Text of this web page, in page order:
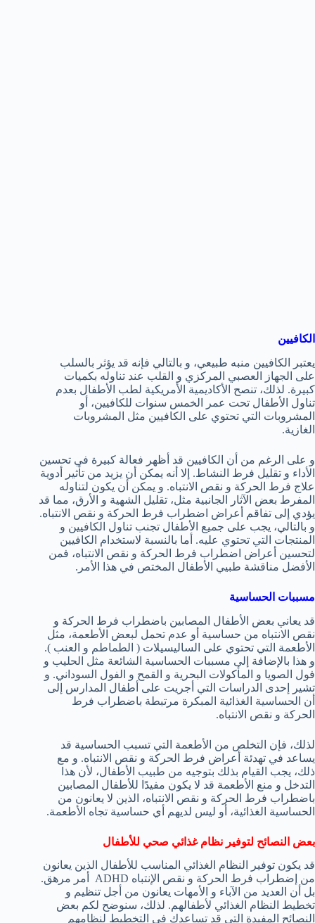
الكافيين
يعتبر الكافيين منبه طبيعي، و بالتالي فإنه قد يؤثر بالسلب
على الجهاز العصبي المركزي و القلب عند تناوله بكميات
كبيرة. لذلك، تنصح الأكاديمية الأمريكية لطب الأطفال بعدم
تناول الأطفال تحت عمر الخمس سنوات للكافيين، أو
المشروبات التي تحتوي على الكافيين مثل المشروبات
الغازية.
و على الرغم من أن الكافيين قد أظهر فعالة كبيرة في تحسين
الأداء و تقليل فرط النشاط. إلا أنه يمكن أن يزيد من تأثير أدوية
علاج فرط الحركة و نقص الانتباه. و يمكن أن يكون لتناوله
المفرط بعض الآثار الجانبية مثل، تقليل الشهية و الأرق، مما قد
يؤدي إلى تفاقم أعراض اضطراب فرط الحركة و نقص الانتباه.
و بالتالي، يجب على جميع الأطفال تجنب تناول الكافيين و
المنتجات التي تحتوي عليه. أما بالنسبة لاستخدام الكافيين
لتحسين أعراض اضطراب فرط الحركة و نقص الانتباه، فمن
الأفضل مناقشة طبيي الأطفال المختص في هذا الأمر.
مسببات الحساسية
قد يعاني بعض الأطفال المصابين باضطراب فرط الحركة و
نقص الانتباه من حساسية أو عدم تحمل لبعض الأطعمة، مثل
الأطعمة التي تحتوي على الساليسيلات ( الطماطم و العنب ).
و هذا بالإضافة إلى مسببات الحساسية الشائعة مثل الحليب و
فول الصويا و المأكولات البحرية و القمح و الفول السوداني. و
تشير إحدى الدراسات التي أجريت على أطفال المدارس إلى
أن الحساسية الغذائية المبكرة مرتبطة باضطراب فرط
الحركة و نقص الانتباه.
لذلك، فإن التخلص من الأطعمة التي تسبب الحساسية قد
يساعد في تهدئة أعراض فرط الحركة و نقص الانتباه. و مع
ذلك، يجب القيام بذلك بتوجيه من طبيب الأطفال، لأن هذا
التدخل و منع الأطعمة قد لا يكون مفيدًا للأطفال المصابين
باضطراب فرط الحركة و نقص الانتباه، الذين لا يعانون من
الحساسية الغذائية، أو ليس لديهم أي حساسية تجاه الأطعمة.
بعض النصائح لتوفير نظام غذائي صحي للأطفال
قد يكون توفير النظام الغذائي المناسب للأطفال الذين يعانون
من إضطراب فرط الحركة و نقص الإنتباه ADHD أمر مرهق.
بل أن العديد من الآباء و الأمهات يعانون من أجل تنظيم و
تخطيط النظام الغذائي لأطفالهم. لذلك، سنوضح لكم بعض
النصائح المفيدة التي قد تساعدك في التخطيط لنظامهم